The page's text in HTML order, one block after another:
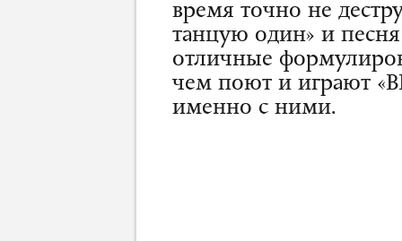
время точно не
танцую один» и
отличные
чем поют и играют
именно с ними.